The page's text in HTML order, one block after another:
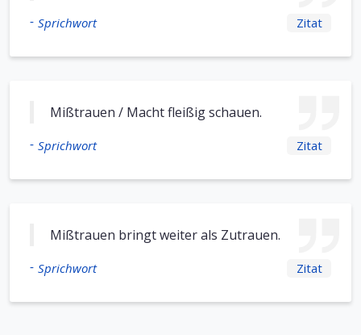
- Sprichwort Zitat
Mißtrauen / Macht fleißig schauen.
- Sprichwort Zitat
Mißtrauen bringt weiter als Zutrauen.
- Sprichwort Zitat